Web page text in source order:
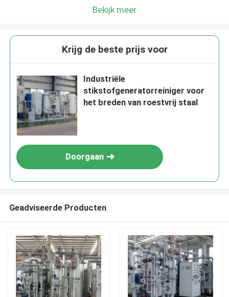
Bekijk meer
Krijg de beste prijs voor
Industriële
stikstofgeneratorreiniger voor
het breden van roestvrij staal
Doorgaan
Geadviseerde Producten